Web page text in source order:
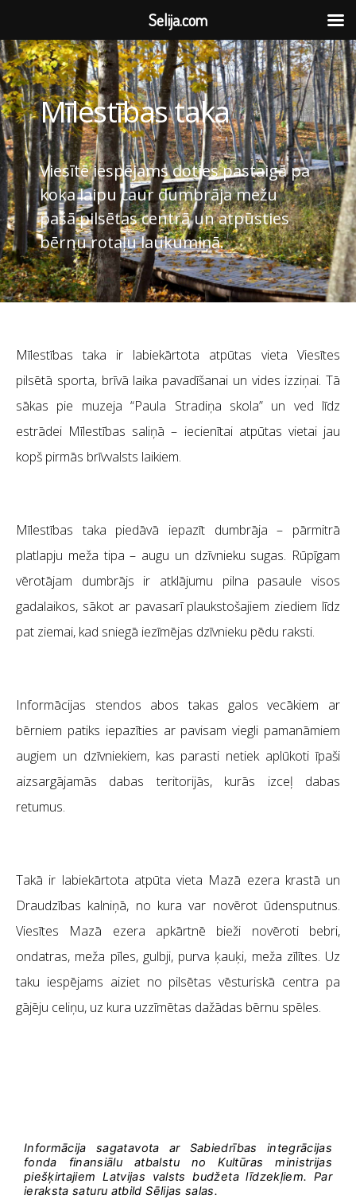
Mīlestības taka
Viesītē iespējams doties pastaigā pa
koka laipu caur dumbrāja mežu
pašā pilsētas centrā un atpūsties
bērnu rotaļu laukumiņā.
Mīlestības taka ir labiekārtota atpūtas vieta Viesītes
pilsētā sporta, brīvā laika pavadīšanai un vides izziņai. Tā
sākas pie muzeja “Paula Stradiņa skola” un ved līdz
estrādei Mīlestības saliņā – iecienītai atpūtas vietai jau
kopš pirmās brīvvalsts laikiem.
Mīlestības taka piedāvā iepazīt dumbrāja – pārmitrā
platlapju meža tipa – augu un dzīvnieku sugas. Rūpīgam
vērotājam dumbrājs ir atklājumu pilna pasaule visos
gadalaikos, sākot ar pavasarī plaukstošajiem ziediem līdz
pat ziemai, kad sniegā iezīmējas dzīvnieku pēdu raksti.
Informācijas stendos abos takas galos vecākiem ar
bērniem patiks iepazīties ar pavisam viegli pamanāmiem
augiem un dzīvniekiem, kas parasti netiek aplūkoti īpaši
aizsargājamās dabas teritorijās, kurās izceļ dabas
retumus.
Takā ir labiekārtota atpūta vieta Mazā ezera krastā un
Draudzības kalniņā, no kura var novērot ūdensputnus.
Viesītes Mazā ezera apkārtnē bieži novēroti bebri,
ondatras, meža pīles, gulbji, purva ķauķi, meža zīlītes. Uz
taku iespējams aiziet no pilsētas vēsturiskā centra pa
gājēju celiņu, uz kura uzzīmētas dažādas bērnu spēles.
Informācija sagatavota ar Sabiedrības integrācijas
fonda finansiālu atbalstu no Kultūras ministrijas
piešķirtajiem Latvijas valsts budžeta līdzekļiem. Par
ieraksta saturu atbild Sēlijas salas.
Selija.com